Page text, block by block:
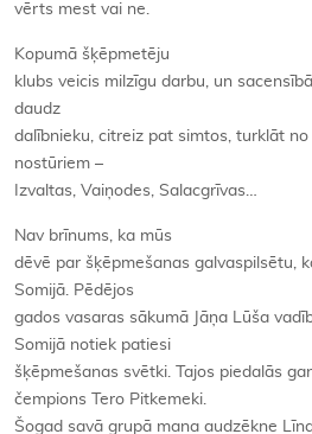
vērts mest vai ne.
Kopumā šķēpmetēju
klubs veicis milzīgu darbu, un
daudz
dalībnieku, citreiz pat simtos, turklāt
nostūriem –
Izvaltas, Vaiņodes, Salacgrīvas…
Nav brīnums, ka mūs
dēvē par šķēpmešanas galvaspilsētu,
Somijā. Pēdējos
gados vasaras sākumā Jāņa Lūša
Somijā notiek patiesi
šķēpmešanas svētki. Tajos piedalās
čempions Tero Pitkemeki.
Šogad savā grupā mana audzēkne